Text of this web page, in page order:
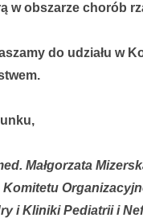
w obszarze chorób
do udziału w
Małgorzata
i Kliniki Pediatrii i